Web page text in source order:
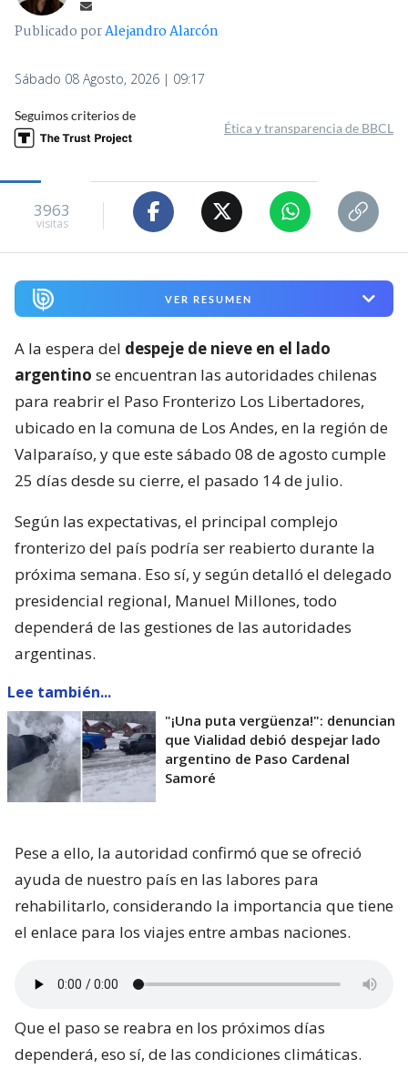
Publicado porAlejandro Alarcón
Sábado 08 Agosto, 2026 | 09:17
Seguimos criterios de
Ética y transparencia de BBCL
3963
visitas
VER RESUMEN
A la espera del despeje de nieve en el lado
argentino se encuentran las autoridades chilenas
para reabrir el Paso Fronterizo Los Libertadores,
ubicado en la comuna de Los Andes, en la región de
Valparaíso, y que este sábado 08 de agosto cumple
25 días desde su cierre, el pasado 14 de julio.
Según las expectativas, el principal complejo
fronterizo del país podría ser reabierto durante la
próxima semana. Eso sí, y según detalló el delegado
presidencial regional, Manuel Millones, todo
dependerá de las gestiones de las autoridades
argentinas.
Lee también...
"¡Una puta vergüenza!": denuncian
que Vialidad debió despejar lado
argentino de Paso Cardenal
Samoré
Pese a ello, la autoridad confirmó que se ofreció
ayuda de nuestro país en las labores para
rehabilitarlo, considerando la importancia que tiene
el enlace para los viajes entre ambas naciones.
Que el paso se reabra en los próximos días
dependerá, eso sí, de las condiciones climáticas.